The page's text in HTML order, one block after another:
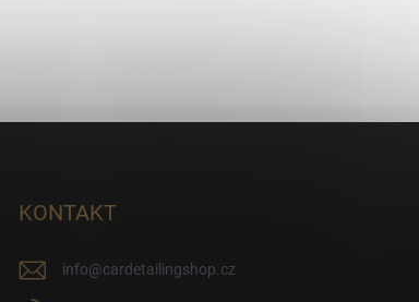
KONTAKT
info@cardetailingshop.cz